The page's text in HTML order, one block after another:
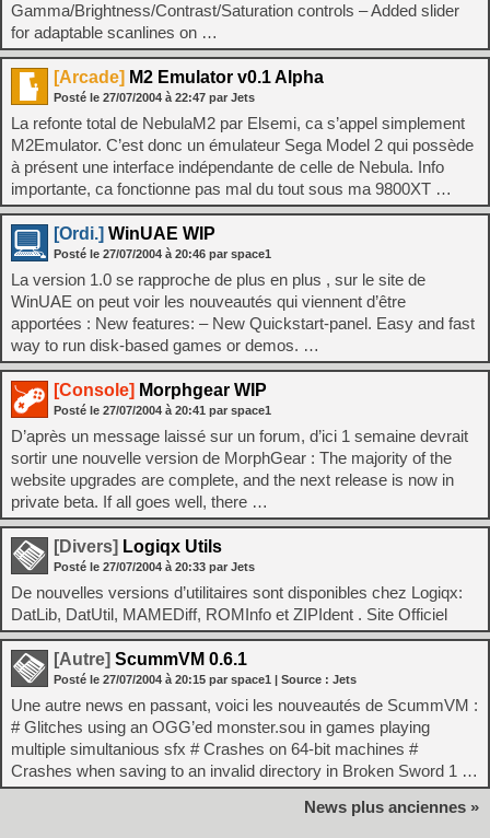
Gamma/Brightness/Contrast/Saturation controls – Added slider
for adaptable scanlines on …
[Arcade] M2 Emulator v0.1 Alpha
Posté le 27/07/2004 à 22:47 par Jets
La refonte total de NebulaM2 par Elsemi, ca s’appel simplement
M2Emulator. C’est donc un émulateur Sega Model 2 qui possède
à présent une interface indépendante de celle de Nebula. Info
importante, ca fonctionne pas mal du tout sous ma 9800XT …
[Ordi.] WinUAE WIP
Posté le 27/07/2004 à 20:46 par space1
La version 1.0 se rapproche de plus en plus , sur le site de
WinUAE on peut voir les nouveautés qui viennent d’être
apportées : New features: – New Quickstart-panel. Easy and fast
way to run disk-based games or demos. …
[Console] Morphgear WIP
Posté le 27/07/2004 à 20:41 par space1
D’après un message laissé sur un forum, d’ici 1 semaine devrait
sortir une nouvelle version de MorphGear : The majority of the
website upgrades are complete, and the next release is now in
private beta. If all goes well, there …
[Divers] Logiqx Utils
Posté le 27/07/2004 à 20:33 par Jets
De nouvelles versions d’utilitaires sont disponibles chez Logiqx:
DatLib, DatUtil, MAMEDiff, ROMInfo et ZIPIdent . Site Officiel
[Autre] ScummVM 0.6.1
Posté le 27/07/2004 à 20:15 par space1 | Source : Jets
Une autre news en passant, voici les nouveautés de ScummVM :
# Glitches using an OGG’ed monster.sou in games playing
multiple simultanious sfx # Crashes on 64-bit machines #
Crashes when saving to an invalid directory in Broken Sword 1 …
News plus anciennes »